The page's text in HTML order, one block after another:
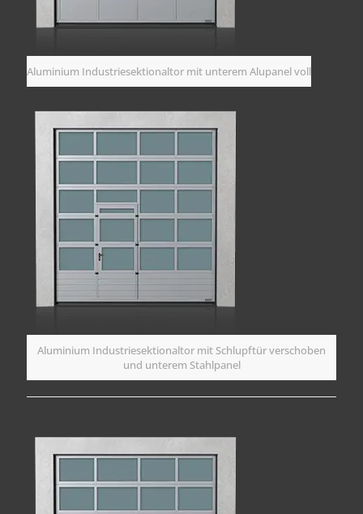
Aluminium Industriesektionaltor mit unterem Alupanel voll
Aluminium Industriesektionaltor mit Schlupftür verschoben
und unterem Stahlpanel